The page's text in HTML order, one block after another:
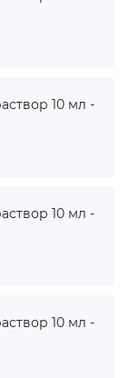
10 мл -
10 мл -
10 мл -